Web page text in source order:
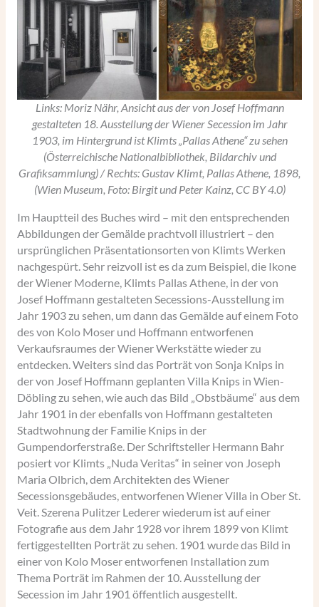
Links: Moriz Nähr, Ansicht aus der von Josef Hoffmann
gestalteten 18. Ausstellung der Wiener Secession im Jahr
1903, im Hintergrund ist Klimts „Pallas Athene“ zu sehen
(Österreichische Nationalbibliothek, Bildarchiv und
Grafiksammlung) / Rechts: Gustav Klimt, Pallas Athene, 1898,
(Wien Museum, Foto: Birgit und Peter Kainz, CC BY 4.0)
Im Hauptteil des Buches wird – mit den entsprechenden
Abbildungen der Gemälde prachtvoll illustriert – den
ursprünglichen Präsentationsorten von Klimts Werken
nachgespürt. Sehr reizvoll ist es da zum Beispiel, die Ikone
der Wiener Moderne, Klimts Pallas Athene, in der von
Josef Hoffmann gestalteten Secessions-Ausstellung im
Jahr 1903 zu sehen, um dann das Gemälde auf einem Foto
des von Kolo Moser und Hoffmann entworfenen
Verkaufsraumes der Wiener Werkstätte wieder zu
entdecken. Weiters sind das Porträt von Sonja Knips in
der von Josef Hoffmann geplanten Villa Knips in Wien-
Döbling zu sehen, wie auch das Bild „Obstbäume“ aus dem
Jahr 1901 in der ebenfalls von Hoffmann gestalteten
Stadtwohnung der Familie Knips in der
Gumpendorferstraße. Der Schriftsteller Hermann Bahr
posiert vor Klimts „Nuda Veritas“ in seiner von Joseph
Maria Olbrich, dem Architekten des Wiener
Secessionsgebäudes, entworfenen Wiener Villa in Ober St.
Veit. Szerena Pulitzer Lederer wiederum ist auf einer
Fotografie aus dem Jahr 1928 vor ihrem 1899 von Klimt
fertiggestellten Porträt zu sehen. 1901 wurde das Bild in
einer von Kolo Moser entworfenen Installation zum
Thema Porträt im Rahmen der 10. Ausstellung der
Secession im Jahr 1901 öffentlich ausgestellt.